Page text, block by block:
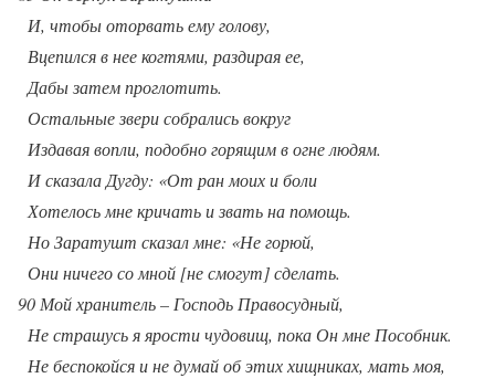
И, чтобы оторвать ему голову,
Вцепился в нее когтями, раздирая ее,
Дабы затем проглотить.
Остальные звери собрались вокруг
Издавая вопли, подобно горящим в огне людям.
И сказала Дугду: «От ран моих и боли
Хотелось мне кричать и звать на помощь.
Но Заратушт сказал мне: «Не горюй,
Они ничего со мной [не смогут] сделать.
90 Мой хранитель – Господь Правосудный,
Не страшусь я ярости чудовищ, пока Он мне Пособник.
Не беспокойся и не думай об этих хищниках, мать моя,